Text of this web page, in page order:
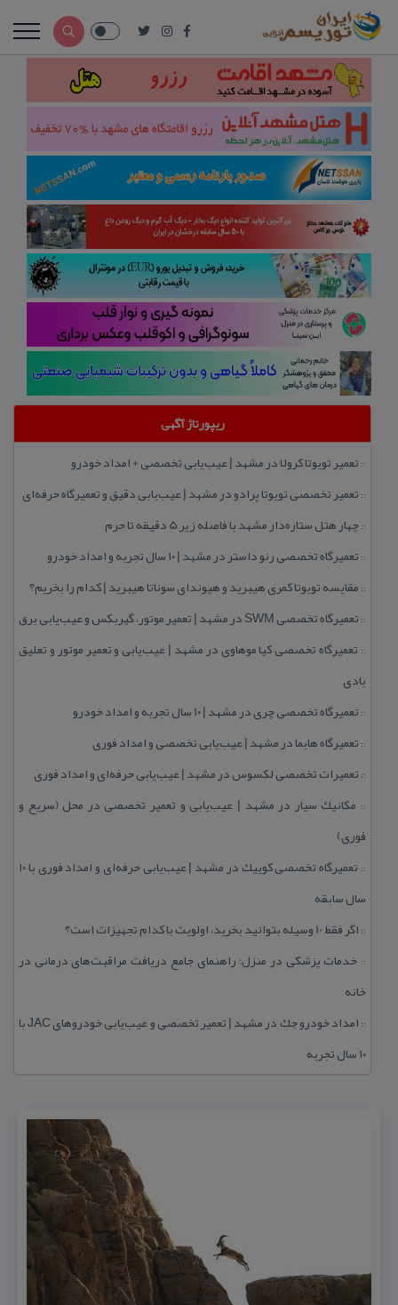
ریپورتاژ آگهی
:: تعمیر تویوتا كرولا در مشهد | عیب‌یابی تخصصی + امداد خودرو
:: تعمیر تخصصی تویوتا پرادو در مشهد | عیب‌یابی دقیق و تعمیرگاه حرفه‌ای
::چهار هتل‌ ستاره‌دار مشهد با فاصله زیر 5 دقیقه تا حرم
:: تعمیرگاه تخصصی رنو داستر در مشهد | ۱۰ سال تجربه و امداد خودرو
:: مقایسه تویوتا كمری هیبرید و هیوندای سوناتا هیبرید | كدام را بخریم؟
:: تعمیرگاه تخصصی SWM در مشهد | تعمیر موتور، گیربكس و عیب‌یابی برق
:: تعمیرگاه تخصصی كیا موهاوی در مشهد | عیب‌یابی و تعمیر موتور و تعلیق
بادی
:: تعمیرگاه تخصصی چری در مشهد | ۱۰ سال تجربه و امداد خودرو
:: تعمیرگاه هایما در مشهد | عیب‌یابی تخصصی و امداد فوری
:: تعمیرات تخصصی لكسوس در مشهد | عیب‌یابی حرفه‌ای و امداد فوری
:: مكانیك سیار در مشهد | عیب‌یابی و تعمیر تخصصی در محل (سریع و
فوری)
::
تعمیرگاه تخصصی كوییك در مشهد | عیب‌یابی حرفه‌ای و امداد فوری با ۱۰
سال سابقه
:: اگر فقط 10 وسیله بتوانید بخرید، اولویت با كدام تجهیزات است؟
:: خدمات پزشكی در منزل؛ راهنمای جامع دریافت مراقبت‌های درمانی در
خانه
::
امداد خودرو جك در مشهد | تعمیر تخصصی و عیب‌یابی خودروهای JAC با
۱۰ سال تجربه